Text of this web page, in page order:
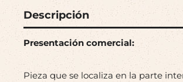
Descripción
Presentación comercial:
Pieza que se localiza en la parte